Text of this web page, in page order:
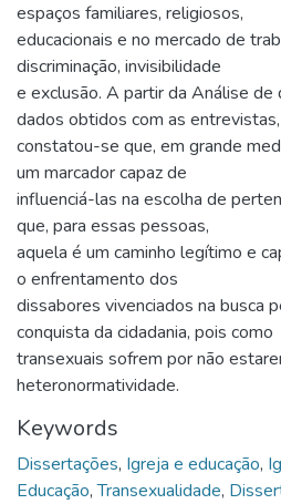
espaços familiares, religiosos,
educacionais e no mercado de
discriminação, invisibilidade
e exclusão. A partir da Análise de
dados obtidos com as entrevistas,
constatou-se que, em grande
um marcador capaz de
influenciá-las na escolha de
que, para essas pessoas,
aquela é um caminho legítimo e
o enfrentamento dos
dissabores vivenciados na busca
conquista da cidadania, pois como
transexuais sofrem por não
heteronormatividade.
Keywords
Dissertações, Igreja e educação,
Educação,Transexualidade,